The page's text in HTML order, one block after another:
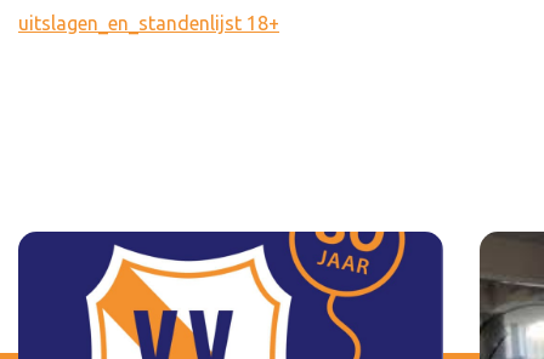
uitslagen_en_standenlijst 18+